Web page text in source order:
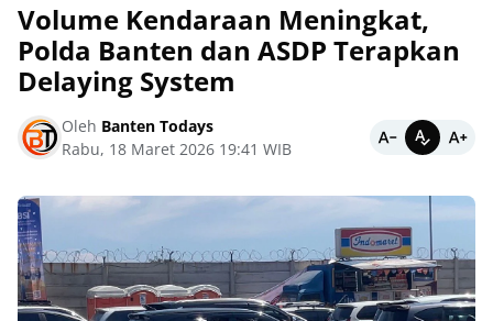
Volume Kendaraan Meningkat,
Polda Banten dan ASDP Terapkan
Delaying System
Oleh Banten Todays
Rabu, 18 Maret 2026 19:41 WIB